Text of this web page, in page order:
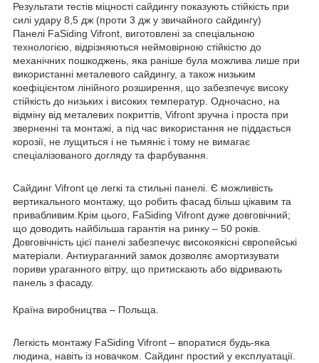
Результати тестів міцності сайдингу показують стійкість при
силі удару 8,5 дж (проти 3 дж у звичайного сайдингу)
Панелі FaSiding Vifront, виготовлені за спеціальною
технологією, відрізняються неймовірною стійкістю до
механічних пошкоджень, яка раніше була можлива лише при
використанні металевого сайдингу, а також низьким
коефіцієнтом лінійного розширення, що забезпечує високу
стійкість до низьких і високих температур. Одночасно, на
відміну від металевих покриттів, Vifront зручна і проста при
зверненні та монтажі, а під час використання не піддається
корозії, не лущиться і не тьмяніє і тому не вимагає
спеціалізованого догляду та фарбування.
Сайдинг Vifront це легкі та стильні панелі. Є можливість
вертикального монтажу, що робить фасад більш цікавим та
привабливим.Крім цього, FaSiding Vifront дуже довговічний;
що доводить найбільша гарантія на ринку – 50 років.
Довговічність цієї панелі забезпечує високоякісні європейські
матеріали. Антиураганний замок дозволяє амортизувати
пориви ураганного вітру, що притискають або відривають
панель з фасаду.
Країна виробництва – Польща.
Легкість монтажу FaSiding Vifront – впоратися будь-яка
людина, навіть із новачком. Сайдинг простий у експлуатації.